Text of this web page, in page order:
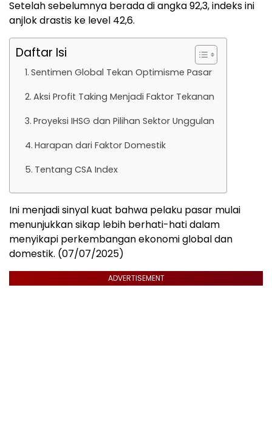
Setelah sebelumnya berada di angka 92,3, indeks ini
anjlok drastis ke level 42,6.
Daftar Isi
Sentimen Global Tekan Optimisme Pasar
Aksi Profit Taking Menjadi Faktor Tekanan
Proyeksi IHSG dan Pilihan Sektor Unggulan
Harapan dari Faktor Domestik
Tentang CSA Index
Ini menjadi sinyal kuat bahwa pelaku pasar mulai
menunjukkan sikap lebih berhati-hati dalam
menyikapi perkembangan ekonomi global dan
domestik. (07/07/2025)
ADVERTISEMENT